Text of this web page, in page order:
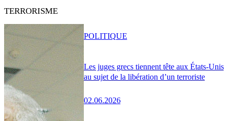
TERRORISME
Les juges grecs tiennent tête aux États-Unis
au sujet de la libération d’un terroriste
02.06.2026
POLITIQUE